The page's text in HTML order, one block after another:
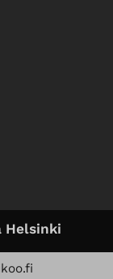
Helsinki